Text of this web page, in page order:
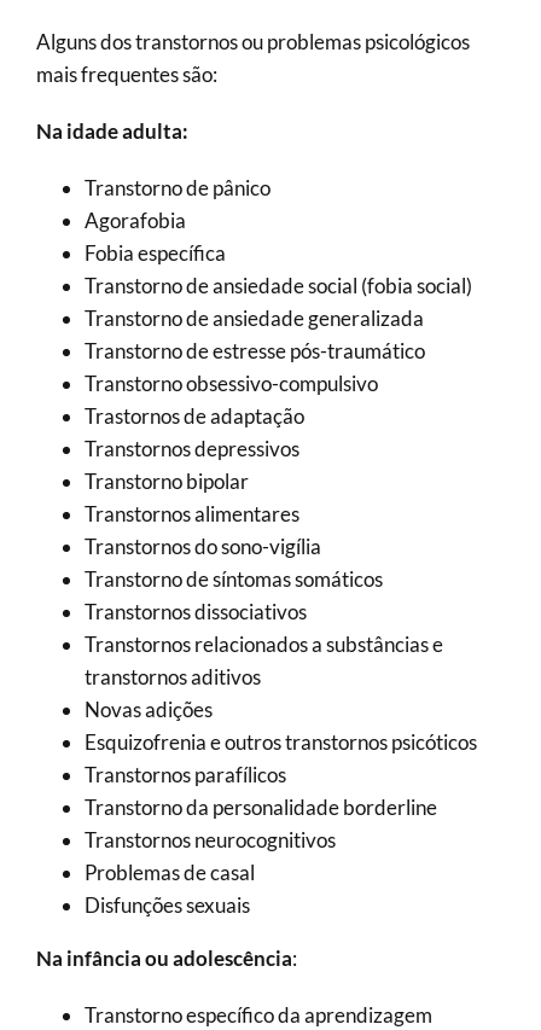
Alguns dos transtornos ou problemas psicológicos
mais frequentes são:
Na idade adulta:
Transtorno de pânico
Agorafobia
Fobia específica
Transtorno de ansiedade social (fobia social)
Transtorno de ansiedade generalizada
Transtorno de estresse pós-traumático
Transtorno obsessivo-compulsivo
Trastornos de adaptação
Transtornos depressivos
Transtorno bipolar
Transtornos alimentares
Transtornos do sono-vigília
Transtorno de síntomas somáticos
Transtornos dissociativos
Transtornos relacionados a substâncias e
transtornos aditivos
Novas adições
Esquizofrenia e outros transtornos psicóticos
Transtornos parafílicos
Transtorno da personalidade borderline
Transtornos neurocognitivos
Problemas de casal
Disfunções sexuais
Na infância ou adolescência:
Transtorno específico da aprendizagem